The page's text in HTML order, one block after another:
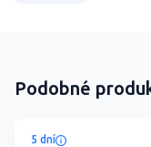
Podobné
5 dní